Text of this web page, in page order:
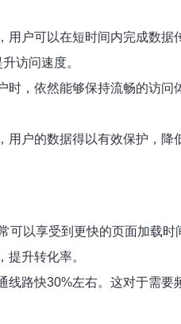
用户可以在短时间内完成数
访问速度。
，依然能够保持流畅的访
用户的数据得以有效保护，
可以享受到更快的页面加载
升转化率。
路快30%左右。这对于需